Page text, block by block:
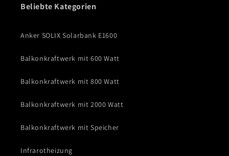
Beliebte Kategorien
Anker SOLIX Solarbank E1600
Balkonkraftwerk mit 600 Watt
Balkonkraftwerk mit 800 Watt
Balkonkraftwerk mit 2000 Watt
Balkonkraftwerk mit Speicher
Infrarotheizung